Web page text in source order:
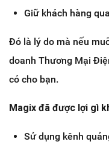
Giữ khách hàng
Đó là lý do mà nếu
doanh Thương Mại
có cho bạn.
Magix đã được lợi gì
Sử dụng kênh